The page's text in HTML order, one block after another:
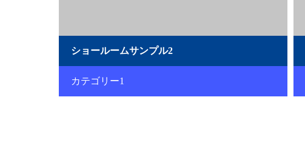
ショールームサンプル2
カテゴリー1